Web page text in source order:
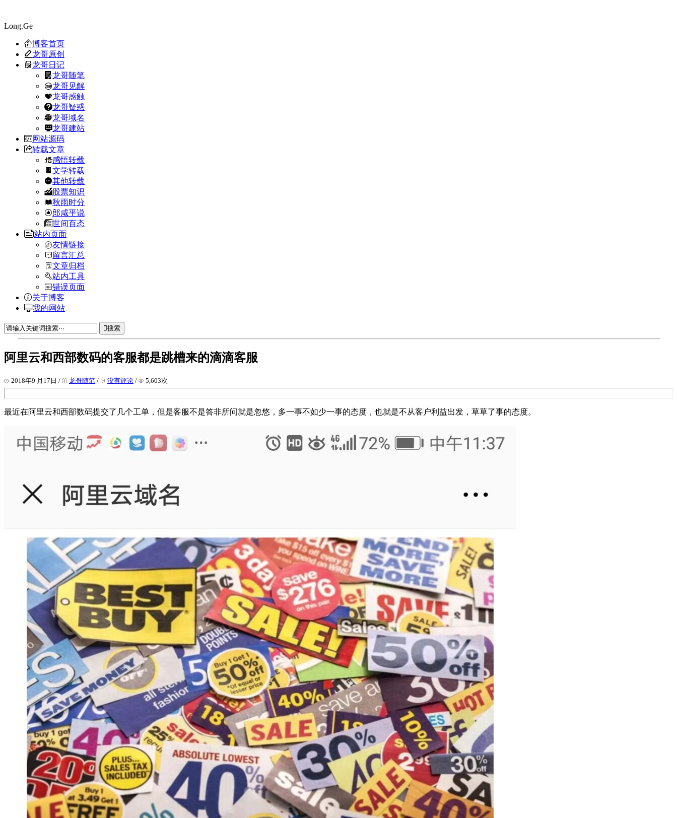
Long.Ge
博客首页
龙哥原创
龙哥日记
龙哥随笔
龙哥见解
龙哥感触
龙哥疑惑
龙哥域名
龙哥建站
网站源码
转载文章
感悟转载
文学转载
其他转载
股票知识
秋雨时分
郎咸平说
世间百态
站内页面
友情链接
留言汇总
文章归档
站内工具
错误页面
关于博客
我的网站
搜索
阿里云和西部数码的客服都是跳槽来的滴滴客服
2018年9 月17日 / 龙哥随笔 / 没有评论 / 5,603次
最近在阿里云和西部数码提交了几个工单，但是客服不是答非所问就是忽悠，多一事不如少一事的态度，也就是不从客户利益出发，草草了事的态度。